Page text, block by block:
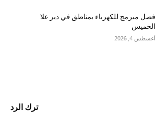
فصل مبرمج للكهرباء بمناطق في دير علا
الخميس
أغسطس 4, 2026
ترك الرد